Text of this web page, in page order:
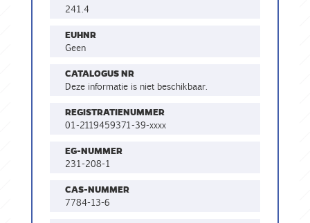
241.4
EUHNR
geen
CATALOGUS NR
Deze informatie is niet beschikbaar.
REGISTRATIENUMMER
01-2119459371-39-xxxx
EG-NUMMER
231-208-1
CAS-NUMMER
7784-13-6